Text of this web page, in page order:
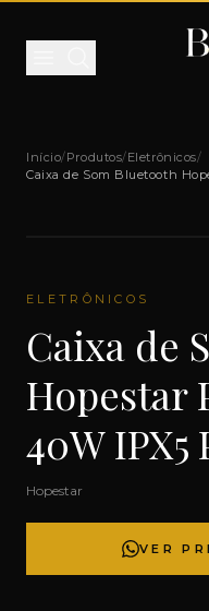
Início/Produtos/Eletrônicos/
Caixa de Som Bluetooth
ELETRÔNICOS
Caixa de
Hopestar
40W IPX5
Hopestar
VER